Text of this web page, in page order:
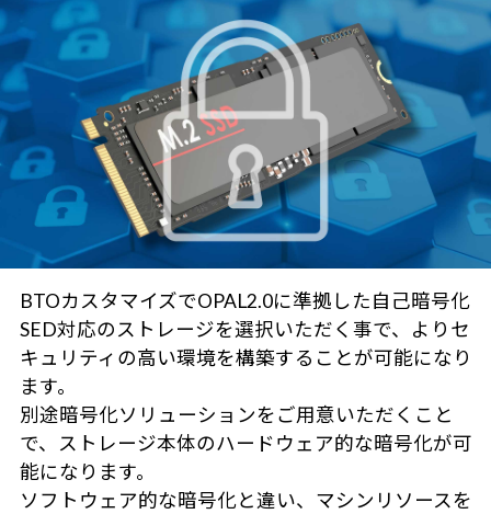
BTOカスタマイズでOPAL2.0に準拠した自己暗号化
SED対応のストレージを選択いただく事で、よりセ
キュリティの高い環境を構築することが可能になり
ます。
別途暗号化ソリューションをご用意いただくこと
で、ストレージ本体のハードウェア的な暗号化が可
能になります。
ソフトウェア的な暗号化と違い、マシンリソースを